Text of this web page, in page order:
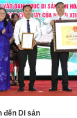
đến Di sản